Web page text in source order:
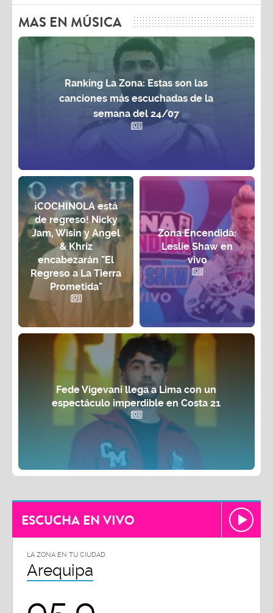
MAS EN MÚSICA
Ranking La Zona: Estas son las
canciones más escuchadas de la
semana del 24/07
¡COCHINOLA está
de regreso! Nicky
Jam, Wisin y Angel
& Khriz
encabezarán "El
Regreso a La Tierra
Prometida"
Zona Encendida:
Leslie Shaw en
vivo
Fede Vigevani llega a Lima con un
espectáculo imperdible en Costa 21
ESCUCHA EN VIVO
LA ZONA EN TU CIUDAD
Arequipa